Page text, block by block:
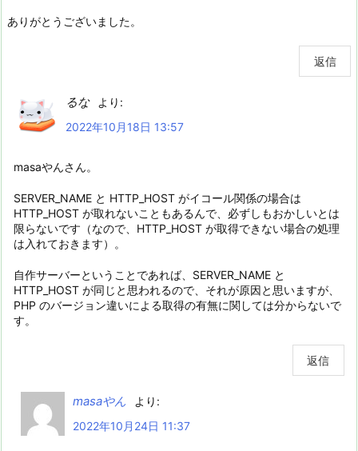
ありがとうございました。
返信
るな
より:
2022年10月18日 13:57
masaやんさん。
SERVER_NAME と HTTP_HOST がイコール関係の場合は
HTTP_HOST が取れないこともあるんで、必ずしもおかしいとは
限らないです（なので、HTTP_HOST が取得できない場合の処理
は入れておきます）。
自作サーバーということであれば、SERVER_NAME と
HTTP_HOST が同じと思われるので、それが原因と思いますが、
PHP のバージョン違いによる取得の有無に関しては分からないで
す。
返信
masaやん
より:
2022年10月24日 11:37